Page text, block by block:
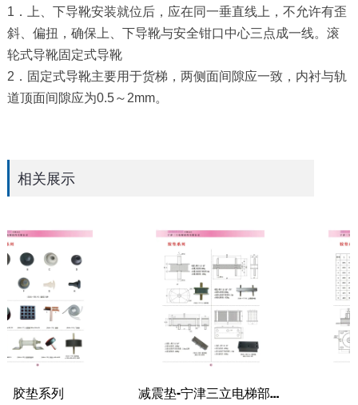
1．上、下导靴安装就位后，应在同一垂直线上，不允许有歪
斜、偏扭，确保上、下导靴与安全钳口中心三点成一线。滚
轮式导靴固定式导靴
2．固定式导靴主要用于货梯，两侧面间隙应一致，内衬与轨
道顶面间隙应为0.5～2mm。
相关展示
减震垫-宁津三立电梯部件